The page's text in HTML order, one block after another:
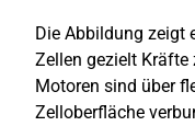
Die Abbildung zeigt
Zellen gezielt
Motoren sind über
Zelloberfläche